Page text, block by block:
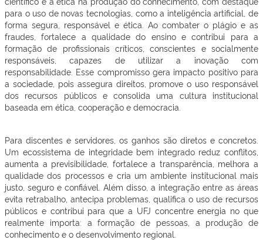
para o uso de novas tecnologias, como a inteligência artificial, de
forma segura, responsável e ética. Ao combater o plágio e as
fraudes, fortalece a qualidade do ensino e contribui para a
formação de profissionais críticos, conscientes e socialmente
responsáveis, capazes de utilizar a inovação com
responsabilidade. Esse compromisso gera impacto positivo para
a sociedade, pois assegura direitos, promove o uso responsável
dos recursos públicos e consolida uma cultura institucional
baseada em ética, cooperação e democracia.
Para discentes e servidores, os ganhos são diretos e concretos.
Um ecossistema de integridade bem integrado reduz conflitos,
aumenta a previsibilidade, fortalece a transparência, melhora a
qualidade dos processos e cria um ambiente institucional mais
justo, seguro e confiável. Além disso, a integração entre as áreas
evita retrabalho, antecipa problemas, qualifica o uso de recursos
públicos e contribui para que a UFJ concentre energia no que
realmente importa: a formação de pessoas, a produção de
conhecimento e o desenvolvimento regional.